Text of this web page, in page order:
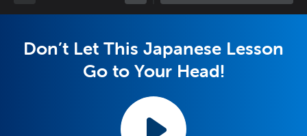
Don’t Let This Japanese Lesson
Go to Your Head!